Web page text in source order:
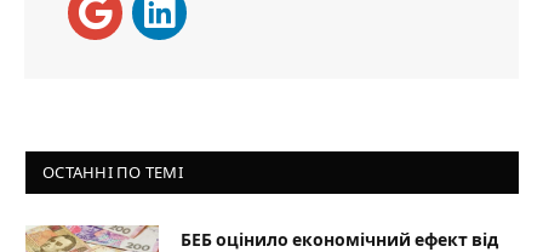
ОСТАННІ ПО ТЕМІ
БЕБ оцінило економічний ефект від